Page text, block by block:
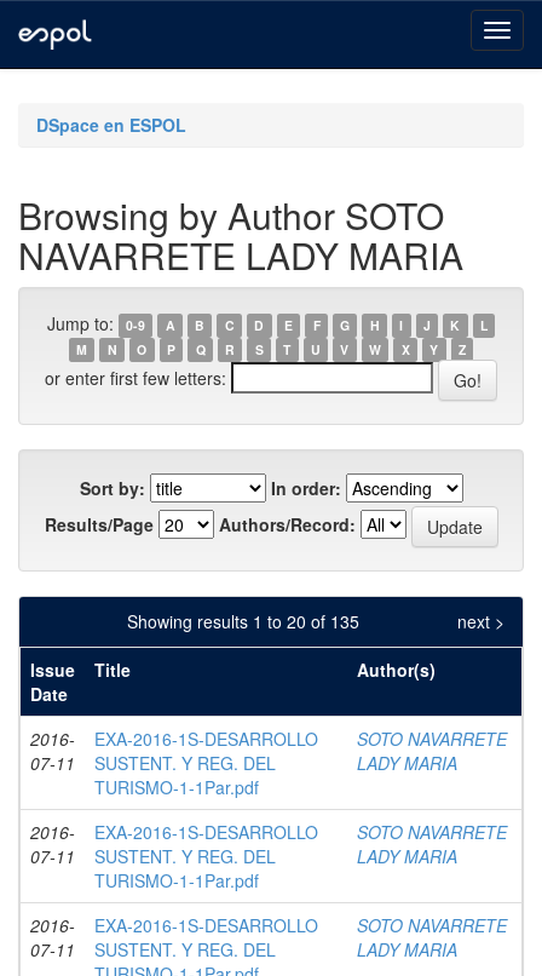
navigationDSpace en ESPOL
Browsing by Author SOTO
NAVARRETE LADY MARIA
Jump to: 0-9 A B C D E F G H I J K
L
M
N O P Q R S T U V W X Y Z
or enter first few letters:
Sort by:
In order:
Results/Page
Authors/Record:
Showing results 1 to 20 of 135
next >
Issue
Date
Title Author(s)
2016-
07-11
EXA-2016-1S-DESARROLLO
SUSTENT. Y REG. DEL
TURISMO-1-1Par.pdf
SOTO NAVARRETE
LADY MARIA
2016-
07-11
EXA-2016-1S-DESARROLLO
SUSTENT. Y REG. DEL
TURISMO-1-1Par.pdf
SOTO NAVARRETE
LADY MARIA
2016-
07-11
EXA-2016-1S-DESARROLLO
SUSTENT. Y REG. DEL
SOTO NAVARRETE
LADY MARIA